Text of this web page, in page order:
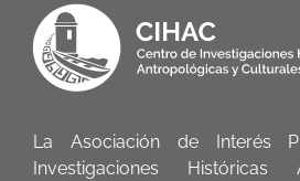
La Asociación de Interés
Investigaciones Históricas